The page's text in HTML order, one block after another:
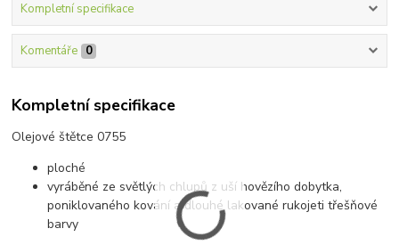
Kompletní specifikace
Komentáře 0
Kompletní specifikace
Olejové štětce 0755
ploché
vyráběné ze světlých chlupů z uší hovězího dobytka,
poniklovaného kování a dlouhé lakované rukojeti třešňové
barvy